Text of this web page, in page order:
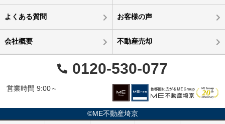
よくある質問 お客様の声
会社概要 不動産売却
0120-530-077
営業時間 9:00～
©ME不動産埼京